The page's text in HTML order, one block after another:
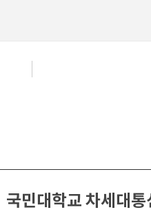
국민대학교 차세대